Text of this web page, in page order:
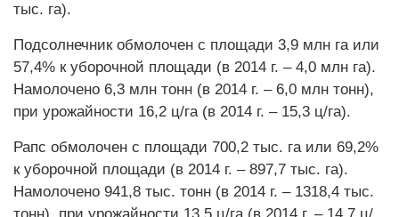
тыс. га).
Подсолнечник обмолочен с площади 3,9 млн га или
57,4% к уборочной площади (в 2014 г. – 4,0 млн га).
Намолочено 6,3 млн тонн (в 2014 г. – 6,0 млн тонн),
при урожайности 16,2 ц/га (в 2014 г. – 15,3 ц/га).
Рапс обмолочен с площади 700,2 тыс. га или 69,2%
к уборочной площади (в 2014 г. – 897,7 тыс. га).
Намолочено 941,8 тыс. тонн (в 2014 г. – 1318,4 тыс.